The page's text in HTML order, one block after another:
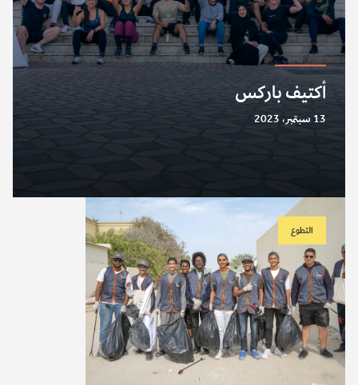
أكتيف باركس
13 سبتمبر، 2023
التطوع